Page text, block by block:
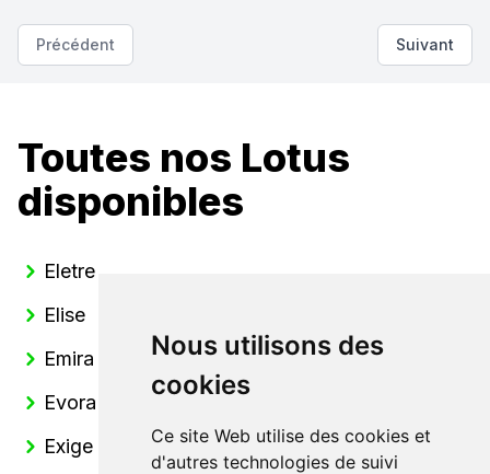
Nous utilisons des
cookies
Ce site Web utilise des cookies et
d'autres technologies de suivi
Précédent Suivant
Toutes nos Lotus
disponibles
Eletre
Elise
Emira
Evora
Exige